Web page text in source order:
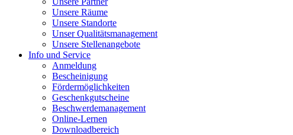
Unsere Räume
Unsere Standorte
Unser Qualitätsmanagement
Unsere Stellenangebote
Info und Service
Anmeldung
Bescheinigung
Fördermöglichkeiten
Geschenkgutscheine
Beschwerdemanagement
Online-Lernen
Downloadbereich